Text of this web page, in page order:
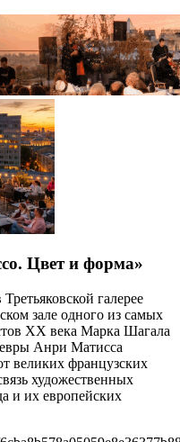
Цвет и форма»
галерее
зале одного из самых
XX века Марка Шагала
Анри Матисса
великих французских
художественных
и их европейских